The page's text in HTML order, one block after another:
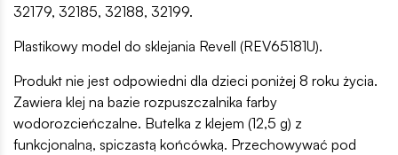
32179, 32185, 32188, 32199.
Plastikowy model do sklejania Revell (REV65181U).
Produkt nie jest odpowiedni dla dzieci poniżej 8 roku życia.
Zawiera klej na bazie rozpuszczalnika farby
wodorozcieńczalne. Butelka z klejem (12,5 g) z
funkcjonalną, spiczastą końcówką. Przechowywać pod